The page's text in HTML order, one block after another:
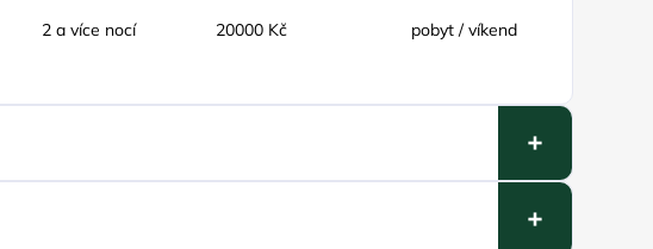
2 a více nocí 20000 Kč pobyt / víkend